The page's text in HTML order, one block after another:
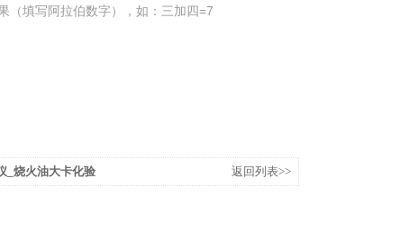
（填写阿拉伯数字），如：三加四=7
_烧火油大卡化验
返回列表>>